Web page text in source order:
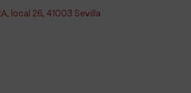
local 26, 41003 Sevilla